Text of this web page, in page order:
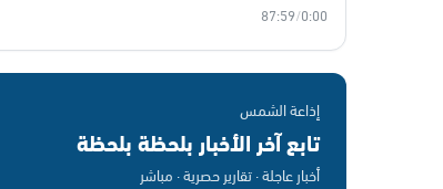
0:00
/
87:59
إذاعة الشمس
تابع آخر الأخبار بلحظة بلحظة
أخبار عاجلة · تقارير حصرية · مباشر